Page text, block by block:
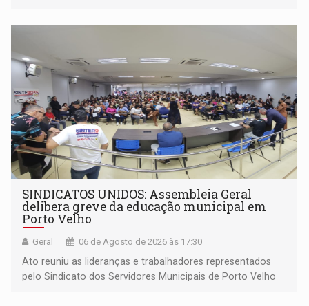
SINDICATOS UNIDOS: Assembleia Geral
delibera greve da educação municipal em
Porto Velho
Geral 06 de Agosto de 2026 às 17:30
Ato reuniu as lideranças e trabalhadores representados
pelo Sindicato dos Servidores Municipais de Porto Velho